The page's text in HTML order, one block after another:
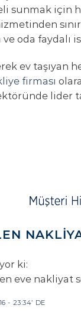
sunmak için
oda faydalı
ev taşıyan
firması
lider
ki:
eve nakliyat
- 23:34’ DE